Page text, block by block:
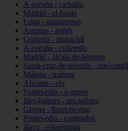
A-coruña - carballo
Madrid - el-boalo
Lugo - monterroso
Asturias - avilés
Granada - monachil
A-coruña - culleredo
Madrid - alcalá-de-henares
Santa-cruz-de-tenerife - san-
Málaga - málaga
Alicante - elx
Pontevedra - o-grove
Illes-balears - ses-salines
Girona - lloret-de-mar
Pontevedra - cambados
álava - eskuernaga